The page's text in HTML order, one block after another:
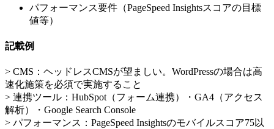
パフォーマンス要件（PageSpeed Insightsスコアの目標
値等）
記載例
> CMS：ヘッドレスCMSが望ましい。WordPressの場合は高
速化施策を必須で実施すること
> 連携ツール：HubSpot（フォーム連携）・GA4（アクセス
解析）・Google Search Console
> パフォーマンス：PageSpeed Insightsのモバイルスコア75以